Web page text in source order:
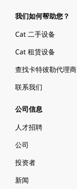
我们如何帮助您？
Cat 二手设备
Cat 租赁设备
查找卡特彼勒代理商
联系我们
公司信息
人才招聘
公司
投资者
新闻